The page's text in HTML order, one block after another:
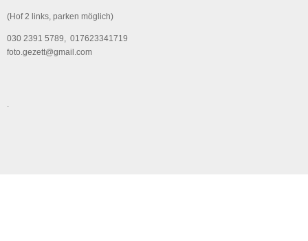
(Hof 2 links, parken möglich)
030 2391 5789, 017623341719
foto.gezett@gmail.com
.